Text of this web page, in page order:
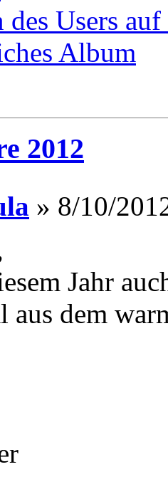
des Users
Album
2012
» 8/10/
Jahr
aus dem